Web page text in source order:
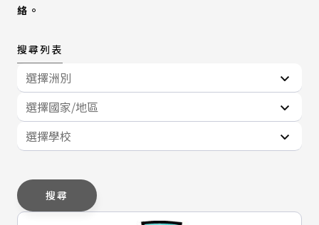
絡。
搜尋列表
選擇洲別
選擇國家/地區
選擇學校
搜尋